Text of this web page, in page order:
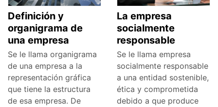
Definición y
organigrama de
una empresa
Se le llama organigrama
de una empresa a la
representación gráfica
que tiene la estructura
de esa empresa. De
La empresa
socialmente
responsable
Se le llama empresa
socialmente responsable
a una entidad sostenible,
ética y comprometida
debido a que produce